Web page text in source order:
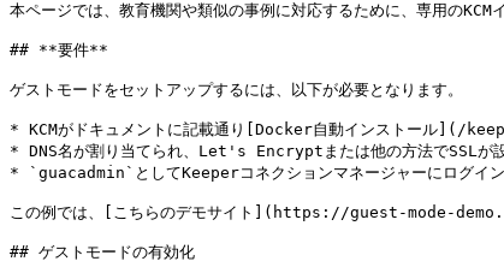
本ページでは、教育機関や類似の事例に対応するために、専用の
## **要件**
ゲストモードをセットアップするには、以下が必要となります。
* KCMがドキュメントに記載通り[Docker自動インストール
* DNS名が割り当てられ、Let's Encryptまたは他の方法でSSLが設
* `guacadmin`としてKeeperコネクションマネージャーにログイン
この例では、[こちらのデモサイト](https://guest-mode-
## ゲストモードの有効化